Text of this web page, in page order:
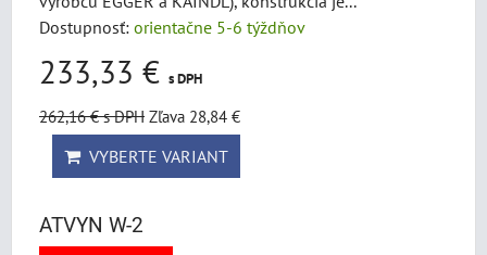
Dostupnosť: orientačne 5-6 týždňov
233,33 € s DPH
262,16 €s DPH Zľava 28,84 €
VYBERTE VARIANT
ATVYN W-2